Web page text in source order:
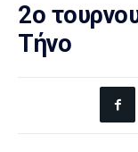
2o
Τήνο